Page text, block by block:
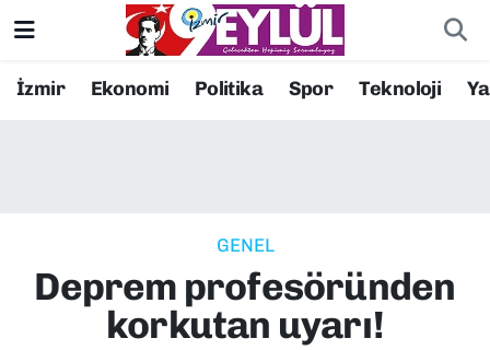
İzmir Ekonomi Politika Spor Teknoloji
GENEL
Deprem profesöründen
korkutan uyarı!
Resmi İlanlar
EKONOMİ
Konak Nöbetçi Eczaneler
Süper Lig Puan Durumu ve Fikstür
Tüm Manşetler